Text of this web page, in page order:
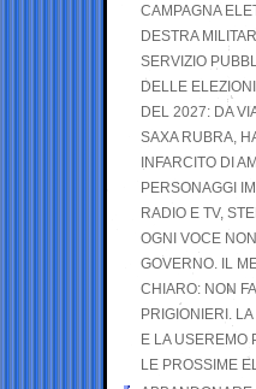
CAMPAGNA
DESTRA
SERVIZIO
DELLE
DEL 2027: DA
SAXA RUBRA,
INFARCITO DI
PERSONAGGI
RADIO E TV,
OGNI VOCE
GOVERNO. IL
CHIARO: NON
PRIGIONIERI.
E LA USEREMO
LE PROSSIME